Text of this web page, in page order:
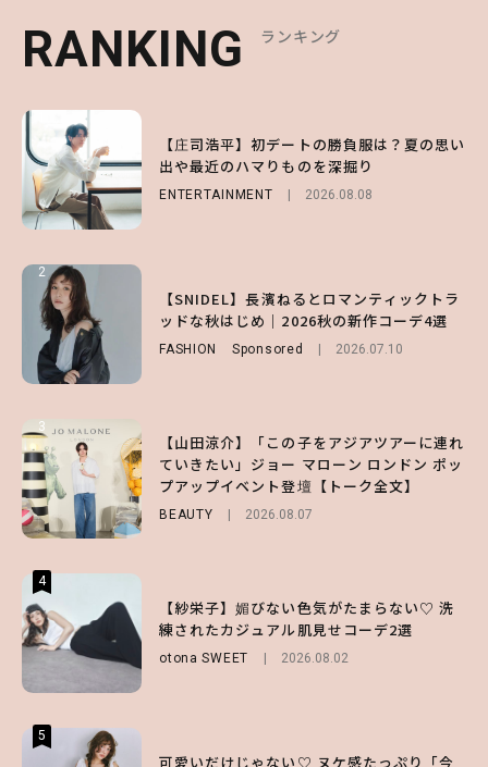
RANKING ランキング
【庄司浩平】初デートの勝負服は？夏の思い
出や最近のハマりものを深掘り
ENTERTAINMENT 2026.08.08
2
【SNIDEL】長濱ねるとロマンティックトラ
ッドな秋はじめ｜2026秋の新作コーデ4選
FASHION Sponsored 2026.07.10
3
【山田涼介】「この子をアジアツアーに連れ
ていきたい」ジョー マローン ロンドン ポッ
プアップイベント登壇【トーク全文】
BEAUTY 2026.08.07
4
【紗栄子】媚びない色気がたまらない♡ 洗
練されたカジュアル肌見せコーデ2選
otona SWEET 2026.08.02
5
可愛いだけじゃない♡ ヌケ感たっぷり「今
RANKING ランキング
【大原優乃】夏メイクはプレイフルに！ドキ
ッとしちゃう色っぽ“うるみ目”のつくり方
BEAUTY 2026.08.01
2
【森香澄】理想のスタイルはどう作る？体型
キープの秘訣や夏の過ごし方など独占インタ
ビュー！
ENTERTAINMENT 2026.07.31
3
【ハローキティ】がスシローと初コラボ♡
第1弾の気になるメニュー＆限定グッズを総
チェック！
LIFESTYLE 2026.07.31
4
【SNIDEL】長濱ねるとロマンティックトラ
ッドな秋はじめ｜2026秋の新作コーデ4選
FASHION Sponsored 2026.07.10
5
【ALD1】グループの魅力＆素顔に迫る♡ 一
RANKING ランキング
【SNIDEL】長濱ねるとロマンティックトラ
ッドな秋はじめ｜2026秋の新作コーデ4選
FASHION Sponsored 2026.07.10
2
【付録】総柄ハローキティが可愛すぎ♡ 紀
ノ国屋コラボの“優秀保冷バッグ”は夏の強
い味方！【オトナミューズ9月号増刊】
3
【谷まりあ】夏は“シアースカート”でさり
げなく肌見せ！透け感のニュアンスを楽しめ
るマストハブアイテム4選
FASHION 2026.07.19
4
【ハローキティ】がスシローと初コラボ♡
第1弾の気になるメニュー＆限定グッズを総
チェック！
2026.07.31
5
【夏ヘアのくずれ・うねりに】ヘアメイク夢